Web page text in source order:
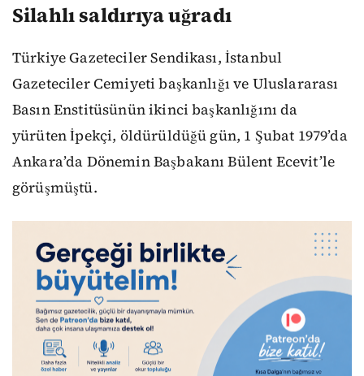
Silahlı saldırıya uğradı
Türkiye Gazeteciler Sendikası, İstanbul
Gazeteciler Cemiyeti başkanlığı ve Uluslararası
Basın Enstitüsünün ikinci başkanlığını da
yürüten İpekçi, öldürüldüğü gün, 1 Şubat 1979’da
Ankara’da Dönemin Başbakanı Bülent Ecevit’le
görüşmüştü.